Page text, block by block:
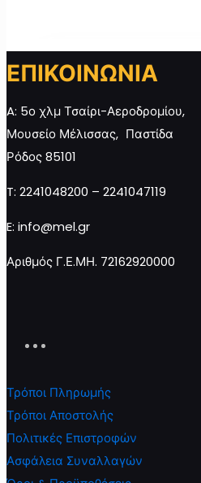
Premium Μπομπονιέρα
Μέλι με Καρύδι ποσότητα
ΕΠΙΚΟΙΝΩΝΙΑ
A: 5ο χλμ Τσαίρι-Αεροδρομίου,
Μουσείο Μέλισσας, Παστίδα
Ρόδος 85101
T: 2241048200 – 2241047119
E: info@mel.gr
Αριθμός Γ.Ε.ΜΗ. 72162920000
Τρόποι Πληρωμής
Τρόποι Αποστολής
Πολιτικές Επιστροφών
Ασφάλεια Συναλλαγών